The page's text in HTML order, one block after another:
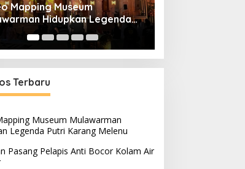
Mapping Museum
Hidupkan Legenda
Karang Melenu
Terbaru
Museum Mulawarman
Legenda Putri Karang Melenu
Pasang Pelapis Anti Bocor Kolam Air